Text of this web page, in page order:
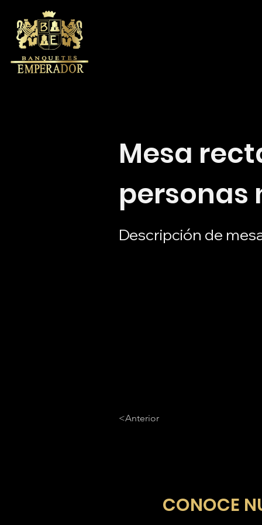
Mesa
personas
Descripción de
<Anterior
​CONOCE